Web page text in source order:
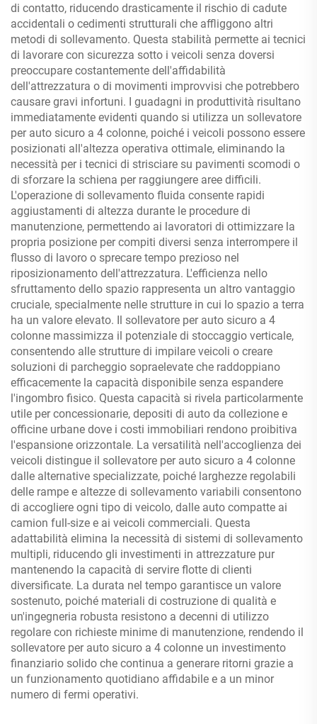
di contatto, riducendo drasticamente il rischio di cadute
accidentali o cedimenti strutturali che affliggono altri
metodi di sollevamento. Questa stabilità permette ai tecnici
di lavorare con sicurezza sotto i veicoli senza doversi
preoccupare costantemente dell'affidabilità
dell'attrezzatura o di movimenti improvvisi che potrebbero
causare gravi infortuni. I guadagni in produttività risultano
immediatamente evidenti quando si utilizza un sollevatore
per auto sicuro a 4 colonne, poiché i veicoli possono essere
posizionati all'altezza operativa ottimale, eliminando la
necessità per i tecnici di strisciare su pavimenti scomodi o
di sforzare la schiena per raggiungere aree difficili.
L'operazione di sollevamento fluida consente rapidi
aggiustamenti di altezza durante le procedure di
manutenzione, permettendo ai lavoratori di ottimizzare la
propria posizione per compiti diversi senza interrompere il
flusso di lavoro o sprecare tempo prezioso nel
riposizionamento dell'attrezzatura. L'efficienza nello
sfruttamento dello spazio rappresenta un altro vantaggio
cruciale, specialmente nelle strutture in cui lo spazio a terra
ha un valore elevato. Il sollevatore per auto sicuro a 4
colonne massimizza il potenziale di stoccaggio verticale,
consentendo alle strutture di impilare veicoli o creare
soluzioni di parcheggio sopraelevate che raddoppiano
efficacemente la capacità disponibile senza espandere
l'ingombro fisico. Questa capacità si rivela particolarmente
utile per concessionarie, depositi di auto da collezione e
officine urbane dove i costi immobiliari rendono proibitiva
l'espansione orizzontale. La versatilità nell'accoglienza dei
veicoli distingue il sollevatore per auto sicuro a 4 colonne
dalle alternative specializzate, poiché larghezze regolabili
delle rampe e altezze di sollevamento variabili consentono
di accogliere ogni tipo di veicolo, dalle auto compatte ai
camion full-size e ai veicoli commerciali. Questa
adattabilità elimina la necessità di sistemi di sollevamento
multipli, riducendo gli investimenti in attrezzature pur
mantenendo la capacità di servire flotte di clienti
diversificate. La durata nel tempo garantisce un valore
sostenuto, poiché materiali di costruzione di qualità e
un'ingegneria robusta resistono a decenni di utilizzo
regolare con richieste minime di manutenzione, rendendo il
sollevatore per auto sicuro a 4 colonne un investimento
finanziario solido che continua a generare ritorni grazie a
un funzionamento quotidiano affidabile e a un minor
numero di fermi operativi.